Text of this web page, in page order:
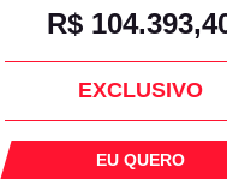
R$
EXCLUSIVO
EU QUERO